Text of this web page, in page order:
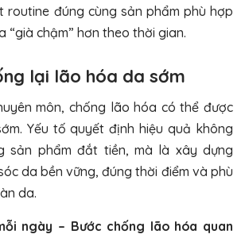
routine đúng cùng sản phẩm phù hợp
“già chậm” hơn theo thời gian.
lại lão hóa da sớm
môn, chống lão hóa có thể được
Yếu tố quyết định hiệu quả không
sản phẩm đắt tiền, mà là xây dựng
da bền vững, đúng thời điểm và phù
da.
ngày – Bước chống lão hóa quan